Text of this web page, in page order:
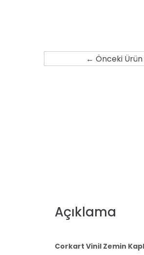
← Önceki Ürün
Açıklama
Corkart Vinil Zemin